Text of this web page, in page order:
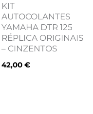
KIT
AUTOCOLANTES
YAMAHA DTR 125
RÉPLICA ORIGINAIS
– CINZENTOS
42,00 €